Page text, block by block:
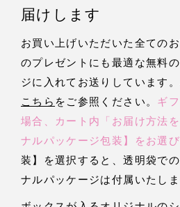
届けします
お買い上げいただいた全ての
のプレゼントにも最適な無料
ジに入れてお送りしています
こちら をご参照ください。 ギ
場合、カート内「お届け方法
ナルパッケージ包装】をお選び
装】を選択すると、透明袋で
ナルパッケージは付属いたしま